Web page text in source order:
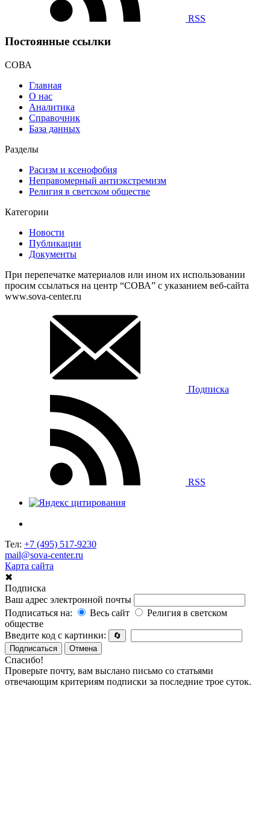
RSS
Постоянные ссылки
СОВА
Главная
О нас
Аналитика
Справочник
База данных
Разделы
Расизм и ксенофобия
Неправомерный антиэкстремизм
Религия в светском обществе
Категории
Новости
Публикации
Документы
При перепечатке материалов или ином их использовании
просим ссылаться на центр “СОВА” с указанием веб-сайта
www.sova-center.ru
Подписка
RSS
Тел: +7 (495) 517-9230
mail@sova-center.ru
Карта сайта
✖
Подписка
Ваш адрес электронной почты
Подписаться на:
Весь сайт
Религия в светском
обществе
Введите код с картинки:
🔄
Подписаться
Отмена
Спасибо!
Проверьте почту, вам выслано письмо со статьями
отвечающим критериям подписки за последние трое суток.